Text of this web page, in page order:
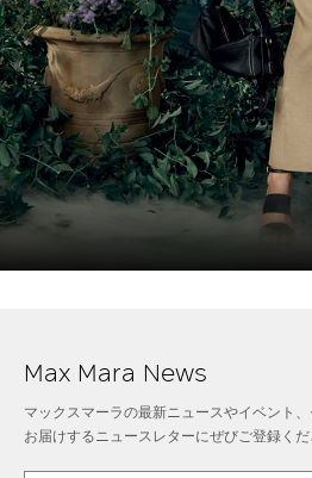
Max Mara News
マックスマーラの最新ニュースやイベント
お届けするニュースレターにぜびご登録くだ